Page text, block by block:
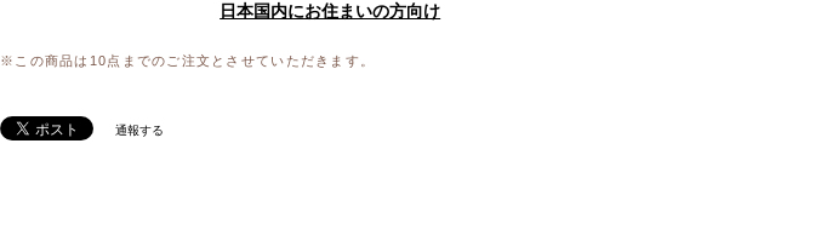
日本国内にお住まいの方向け
※この商品は10点までのご注文とさせていただきます。
通報する